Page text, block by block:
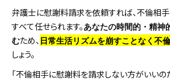
弁護士に慰謝料請求を依頼すれば、不倫相
すべて任せられます。あなたの時間的・精神
むため、 日常生活リズムを崩すことなく不
しょう。
「不倫相手に慰謝料を請求しない方がいいの